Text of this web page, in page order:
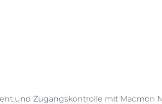
und Zugangskontrolle mit Macmon